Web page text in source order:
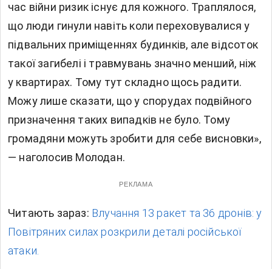
час війни ризик існує для кожного. Траплялося,
що люди гинули навіть коли переховувалися у
підвальних приміщеннях будинків, але відсоток
такої загибелі і травмувань значно менший, ніж
у квартирах. Тому тут складно щось радити.
Можу лише сказати, що у спорудах подвійного
призначення таких випадків не було. Тому
громадяни можуть зробити для себе висновки»,
— наголосив Молодан.
РЕКЛАМА
Читають зараз: Влучання 13 ракет та 36 дронів: у
Повітряних силах розкрили деталі російської
атаки.